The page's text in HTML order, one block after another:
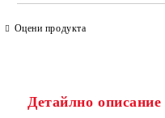
Оцени продукта
Детайлно описание